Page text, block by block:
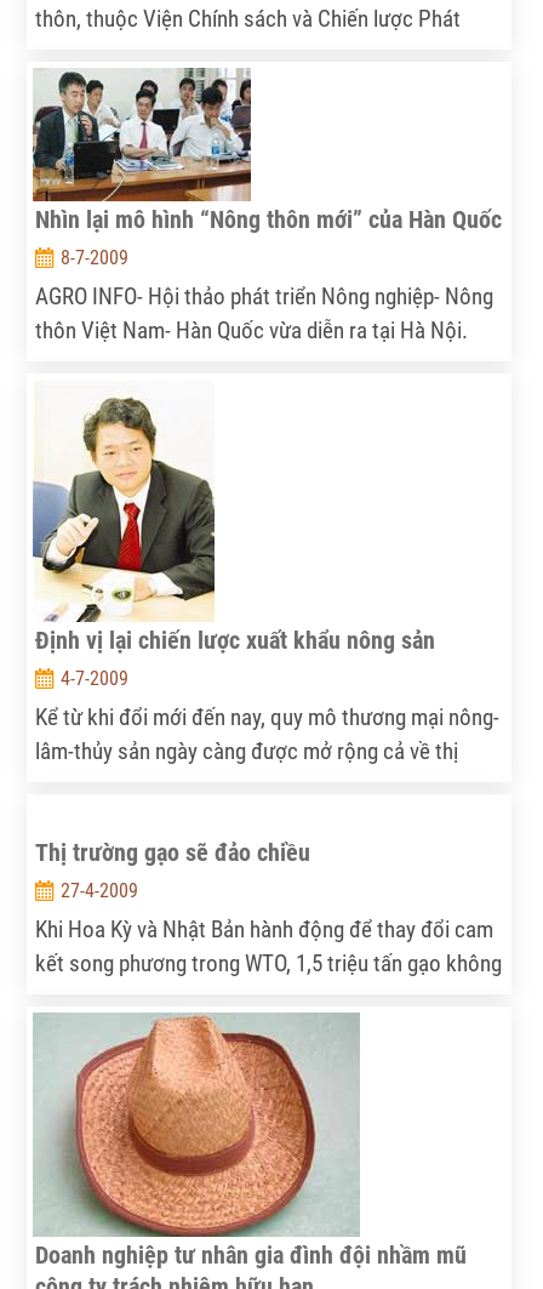
thôn, thuộc Viện Chính sách và Chiến lược Phát
Sài Gòn Tiếp thị...
Nhìn lại mô hình “Nông thôn mới” của Hàn Quốc
8-7-2009
AGRO INFO- Hội thảo phát triển Nông nghiệp- Nông
thôn Việt Nam- Hàn Quốc vừa diễn ra tại Hà Nội.
nghiệp Hàn Quốc KREI đã có bài thuyết trình về mô
hình “Nông thôn mới” của Hàn Quốc…
Định vị lại chiến lược xuất khẩu nông sản
4-7-2009
Kể từ khi đổi mới đến nay, quy mô thương mại nông-
lâm-thủy sản ngày càng được mở rộng cả về thị
Thị trường gạo sẽ đảo chiều
27-4-2009
Khi Hoa Kỳ và Nhật Bản hành động để thay đổi cam
kết song phương trong WTO, 1,5 triệu tấn gạo không
tức làm giảm “cơn khát” gạo trên thị trường vào cuối
tháng 6/2008 này.
Doanh nghiệp tư nhân gia đình đội nhầm mũ